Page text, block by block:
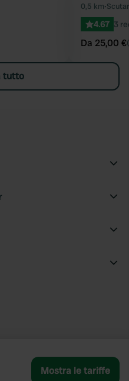
Mostra le tariffe
Preferito0,5 km•
4.67 3
Da 25,00 €
tutto